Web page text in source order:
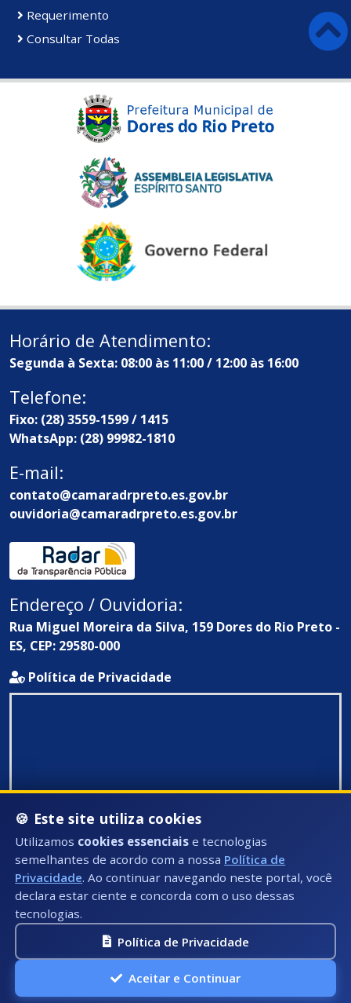
Requerimento
Consultar Todas
Horário de Atendimento:
Segunda à Sexta: 08:00 às 11:00 / 12:00 às 16:00
Telefone:
Fixo: (28) 3559-1599 / 1415
WhatsApp: (28) 99982-1810
E-mail:
contato@camaradrpreto.es.gov.br
ouvidoria@camaradrpreto.es.gov.br
Endereço / Ouvidoria:
Rua Miguel Moreira da Silva, 159 Dores do Rio Preto -
ES, CEP: 29580-000
Política de Privacidade
Todos Direitos Reservados ©: 2026
A.P.I Soluções
🍪 Este site utiliza cookies
Utilizamos cookies essenciais e tecnologias
semelhantes de acordo com a nossa Política de
Privacidade. Ao continuar navegando neste portal, você
declara estar ciente e concorda com o uso dessas
tecnologias.
Política de Privacidade
Aceitar e Continuar